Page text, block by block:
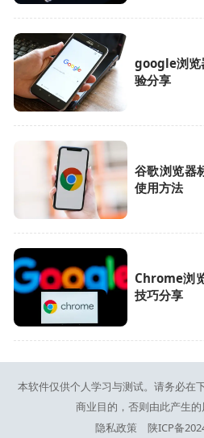
google浏览
验分享
谷歌浏览器
使用方法
Chrome浏
技巧分享
本软件仅供个人学习与测试。请务必在
商业目的，否则由此产生的
隐私政策
陕ICP备